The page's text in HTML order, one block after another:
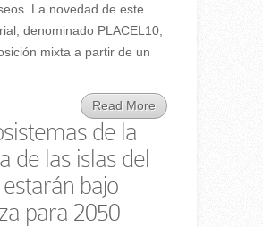
La novedad de este
denominado PLACEL10,
mixta a partir de un
Read More
de la
de las islas del
bajo
para 2050